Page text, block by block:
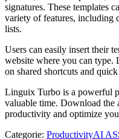
signatures. These templates
variety of features, including
lists.
Users can easily insert their
website where you can
on shared shortcuts and quick
Linguix Turbo is a powerful
valuable time. Download the
productivity and optimize
Categorie: ProductivityAI